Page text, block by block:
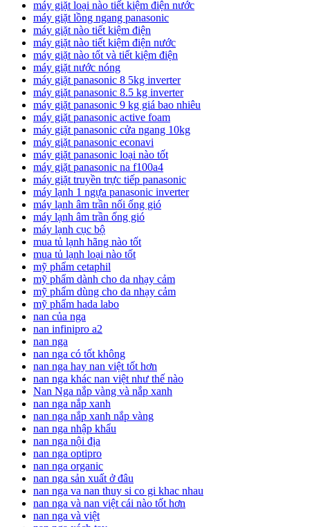
máy giặt loại nào tiết kiệm điện nước
máy giặt lồng ngang panasonic
máy giặt nào tiết kiệm điện
máy giặt nào tiết kiệm điện nước
máy giặt nào tốt và tiết kiệm điện
máy giặt nước nóng
máy giặt panasonic 8 5kg inverter
máy giặt panasonic 8.5 kg inverter
máy giặt panasonic 9 kg giá bao nhiêu
máy giặt panasonic active foam
máy giặt panasonic cửa ngang 10kg
máy giặt panasonic econavi
máy giặt panasonic loại nào tốt
máy giặt panasonic na f100a4
máy giặt truyền trực tiếp panasonic
máy lạnh 1 ngựa panasonic inverter
máy lạnh âm trần nối ống gió
máy lạnh âm trần ống gió
máy lạnh cục bộ
mua tủ lạnh hãng nào tốt
mua tủ lạnh loại nào tốt
mỹ phẩm cetaphil
mỹ phẩm dành cho da nhạy cảm
mỹ phẩm dùng cho da nhạy cảm
mỹ phẩm hada labo
nan của nga
nan infinipro a2
nan nga
nan nga có tốt không
nan nga hay nan việt tốt hơn
nan nga khác nan việt như thế nào
Nan Nga nắp vàng và nắp xanh
nan nga nắp xanh
nan nga nắp xanh nắp vàng
nan nga nhập khẩu
nan nga nội địa
nan nga optipro
nan nga organic
nan nga sản xuất ở đâu
nan nga va nan thuy si co gi khac nhau
nan nga và nan việt cái nào tốt hơn
nan nga và việt